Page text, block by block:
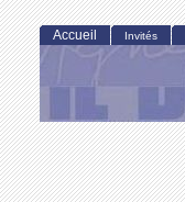
Accueil Invités